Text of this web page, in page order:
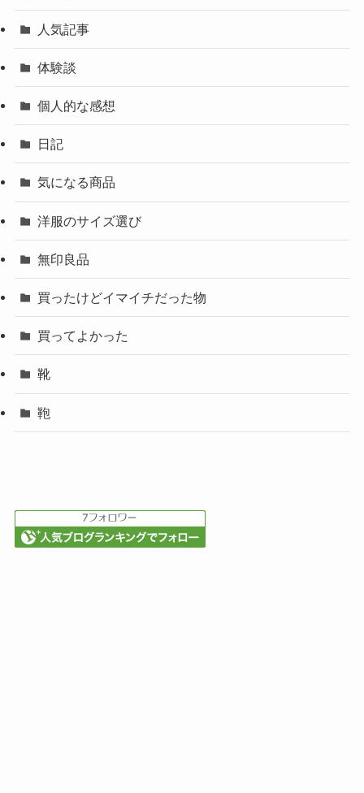
人気記事
体験談
個人的な感想
日記
気になる商品
洋服のサイズ選び
無印良品
買ったけどイマイチだった物
買ってよかった
靴
鞄